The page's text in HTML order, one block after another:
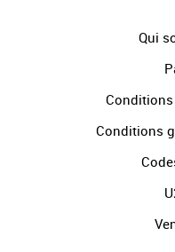
Qui
Conditions